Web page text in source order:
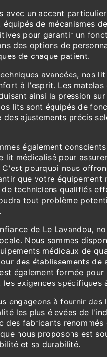
avec un accent
de mécanismes
pour garantir un
des options de
de chaque patient.
avancées, nos
à l'esprit. Les matelas
ainsi la pression
lits sont équipés de
ajustements précis
également
lit médicalisé pour
pourquoi nous
que votre équipement
techniciens qualifiés
tout problème
de Le Lavandou,
Nous sommes
médicaux de
des établissements de
également formée pour
exigences spécifiques
engageons à fournir des
les plus élevées de
des fabricants renommés
nous proposons est
et sa durabilité.